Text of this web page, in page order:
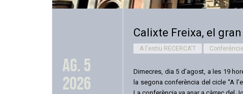
ag. 5
2026
Calixte Freixa, el
A l'estiu RECERCA'T
Dimecres, dia 5 d’agost, a les 19
la segona conferència del cicle “A